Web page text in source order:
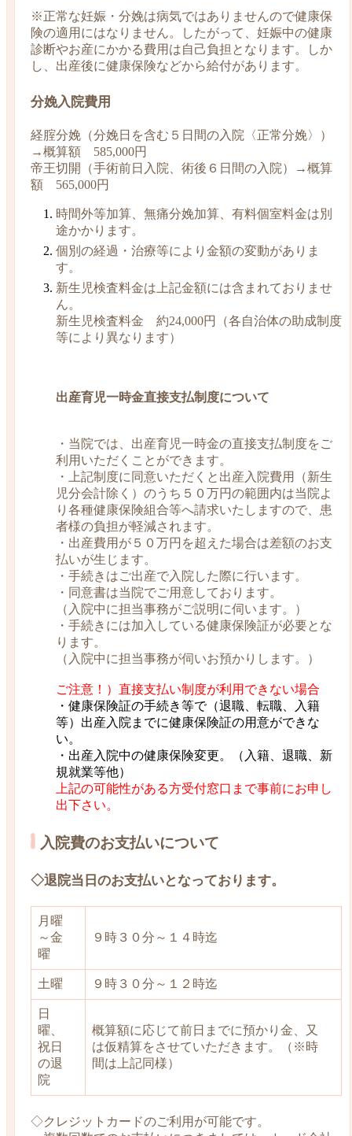
※正常な妊娠・分娩は病気ではありませんので健康保
険の適用にはなりません。したがって、妊娠中の健康
診断やお産にかかる費用は自己負担となります。しか
し、出産後に健康保険などから給付があります。
分娩入院費用
経腟分娩（分娩日を含む５日間の入院〈正常分娩〉）
→概算額 585,000円
帝王切開（手術前日入院、術後６日間の入院）→概算
額 565,000円
時間外等加算、無痛分娩加算、有料個室料金は別
途かかります。
個別の経過・治療等により金額の変動がありま
す。
新生児検査料金は上記金額には含まれておりませ
ん。
新生児検査料金 約24,000円（各自治体の助成制度
等により異なります）
出産育児一時金直接支払制度について
・当院では、出産育児一時金の直接支払制度をご
利用いただくことができます。
・上記制度に同意いただくと出産入院費用（新生
児分会計除く）のうち５０万円の範囲内は当院よ
り各種健康保険組合等へ請求いたしますので、患
者様の負担が軽減されます。
・出産費用が５０万円を超えた場合は差額のお支
払いが生じます。
・手続きはご出産で入院した際に行います。
・同意書は当院でご用意しております。
（入院中に担当事務がご説明に伺います。）
・手続きには加入している健康保険証が必要とな
ります。
（入院中に担当事務が伺いお預かりします。）
ご注意！）直接支払い制度が利用できない場合
・健康保険証の手続き等で（退職、転職、入籍
等）出産入院までに健康保険証の用意ができな
い。
・出産入院中の健康保険変更。（入籍、退職、新
規就業等他）
上記の可能性がある方受付窓口まで事前にお申し
出下さい。
入院費のお支払いについて
◇退院当日のお支払いとなっております。
月曜
～金
曜
９時３０分～１４時迄
土曜 ９時３０分～１２時迄
日
曜、
祝日
の退
院
概算額に応じて前日までに預かり金、又
は仮精算をさせていただきます。（※時
間は上記同様）
◇クレジットカードのご利用が可能です。